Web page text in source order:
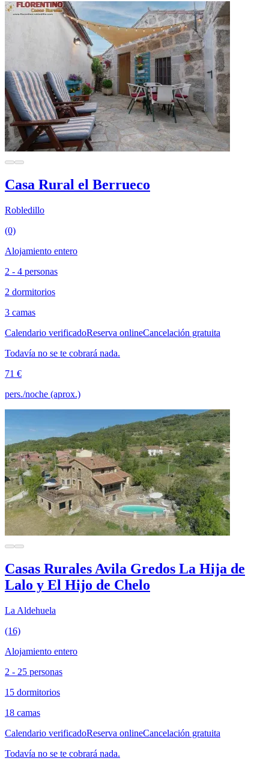
Casa Rural el Berrueco
Robledillo
(0)
Alojamiento entero
2 - 4 personas
2 dormitorios
3 camas
Calendario verificadoReserva onlineCancelación gratuita
Todavía no se te cobrará nada.
71 €
pers./noche (aprox.)
Casas Rurales Avila Gredos La Hija de
Lalo y El Hijo de Chelo
La Aldehuela
(16)
Alojamiento entero
2 - 25 personas
15 dormitorios
18 camas
Calendario verificadoReserva onlineCancelación gratuita
Todavía no se te cobrará nada.